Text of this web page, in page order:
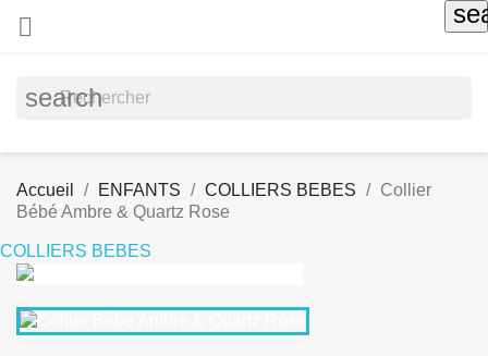

search
Accueil ENFANTS COLLIERS BEBES
Collier
Bébé Ambre & Quartz Rose
COLLIERS BEBES